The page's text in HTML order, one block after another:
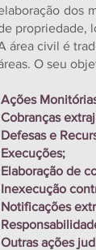
dos
propriedade,
área civil é
O seu
Ações
Cobranças
Defesas e
Execuções;
Elaboração de
Inexecução
Notificações
Outras ações